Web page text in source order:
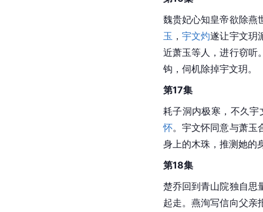
魏贵妃心知皇帝欲除燕
玉 ，宇文灼遂让宇文玥
近萧玉等人，进行窃听
钩，伺机除掉宇文玥。
第17集
耗子洞内极寒，不久
怀。宇文怀同意与萧玉
身上的木珠，推测她的
第18集
楚乔回到青山院独自思
起走。燕洵写信向父亲